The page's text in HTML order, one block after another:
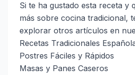
Si te ha gustado esta receta y
más sobre cocina tradicional,
explorar otros artículos en
Recetas Tradicionales
Postres Fáciles y Rápidos
Masas y Panes Caseros